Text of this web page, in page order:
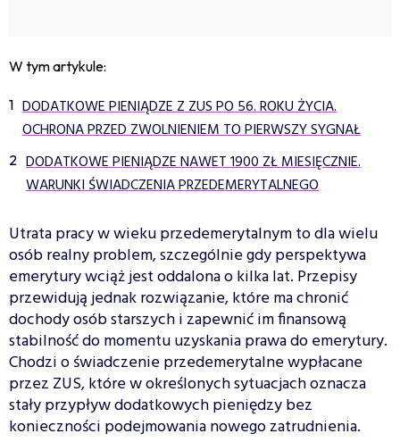
W tym artykule:
DODATKOWE PIENIĄDZE Z ZUS PO 56. ROKU ŻYCIA.
OCHRONA PRZED ZWOLNIENIEM TO PIERWSZY SYGNAŁ
DODATKOWE PIENIĄDZE NAWET 1900 ZŁ MIESIĘCZNIE.
WARUNKI ŚWIADCZENIA PRZEDEMERYTALNEGO
Utrata pracy w wieku przedemerytalnym to dla wielu
osób realny problem, szczególnie gdy perspektywa
emerytury wciąż jest oddalona o kilka lat. Przepisy
przewidują jednak rozwiązanie, które ma chronić
dochody osób starszych i zapewnić im finansową
stabilność do momentu uzyskania prawa do emerytury.
Chodzi o świadczenie przedemerytalne wypłacane
przez ZUS, które w określonych sytuacjach oznacza
stały przypływ dodatkowych pieniędzy bez
konieczności podejmowania nowego zatrudnienia.